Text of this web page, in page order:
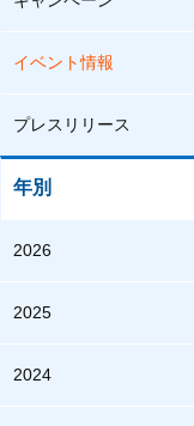
イベント情報
プレスリリース
年別
2026
2025
2024